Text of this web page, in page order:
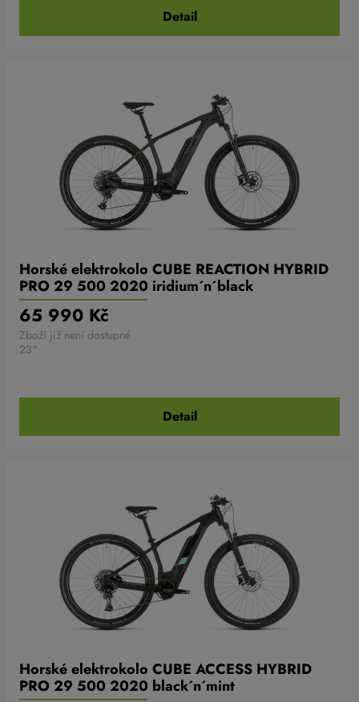
Detail
Horské elektrokolo CUBE REACTION HYBRID
PRO 29 500 2020 iridium´n´black
65 990 Kč
Zboží již není dostupné
23"
Detail
Horské elektrokolo CUBE ACCESS HYBRID
PRO 29 500 2020 black´n´mint